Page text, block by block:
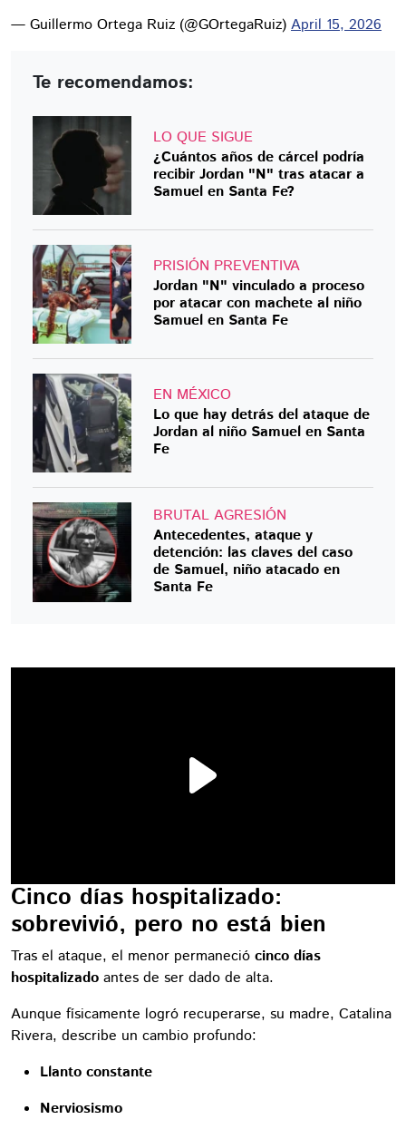
— Guillermo Ortega Ruiz (@GOrtegaRuiz) April 15, 2026
Te recomendamos:
LO QUE SIGUE
¿Cuántos años de cárcel podría
recibir Jordan "N" tras atacar a
Samuel en Santa Fe?
PRISIÓN PREVENTIVA
Jordan "N" vinculado a proceso
por atacar con machete al niño
Samuel en Santa Fe
EN MÉXICO
Lo que hay detrás del ataque de
Jordan al niño Samuel en Santa
Fe
BRUTAL AGRESIÓN
Antecedentes, ataque y
detención: las claves del caso
de Samuel, niño atacado en
Santa Fe
Cinco días hospitalizado:
sobrevivió, pero no está bien
Tras el ataque, el menor permaneció cinco días
hospitalizado antes de ser dado de alta.
Aunque físicamente logró recuperarse, su madre, Catalina
Rivera, describe un cambio profundo:
Llanto constante
Nerviosismo